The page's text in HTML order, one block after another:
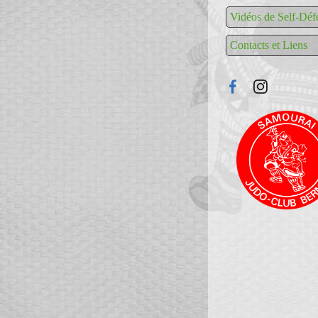
Vidéos de Self-
Contacts et Liens